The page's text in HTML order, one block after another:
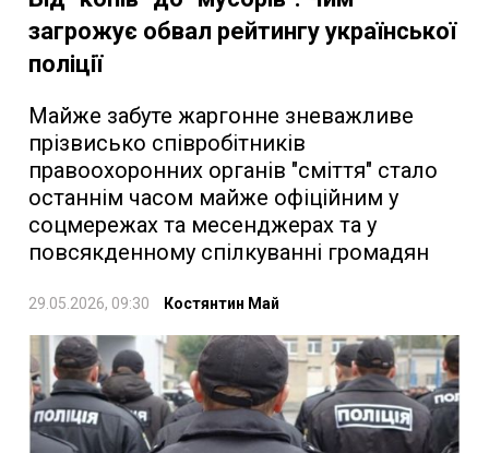
загрожує обвал рейтингу української
поліції
Майже забуте жаргонне зневажливе
прізвисько співробітників
правоохоронних органів "сміття" стало
останнім часом майже офіційним у
соцмережах та месенджерах та у
повсякденному спілкуванні громадян
29.05.2026, 09:30 Костянтин Май